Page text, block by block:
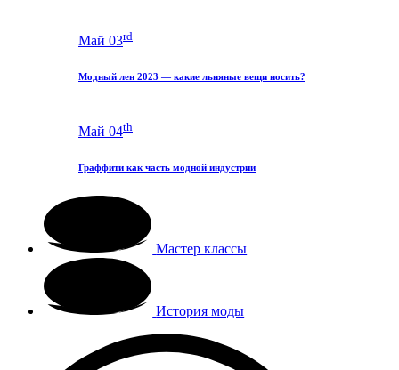
Май 03rd
Модный лен 2023 — какие льняные вещи носить?
Май 04th
Граффити как часть модной индустрии
Мастер классы
История моды